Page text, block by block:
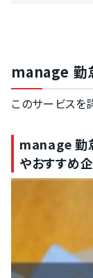
manage 勤
このサービスを
manage 勤
やおすすめ